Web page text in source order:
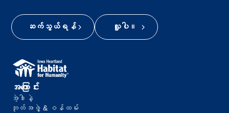
ဆက်သွယ်ရန် လှူပါ။
အကြောင်း
အဲ့ဒါနဲ့
ဘုတ်အဖွဲ့ & ဝန်ထမ်း